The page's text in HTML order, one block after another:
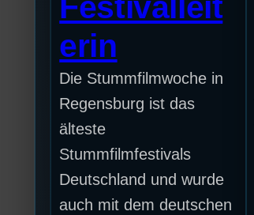
erin
Die Stummfilmwoche in
Regensburg ist das
älteste
Stummfilmfestivals
Deutschland und wurde
auch mit dem deutschen